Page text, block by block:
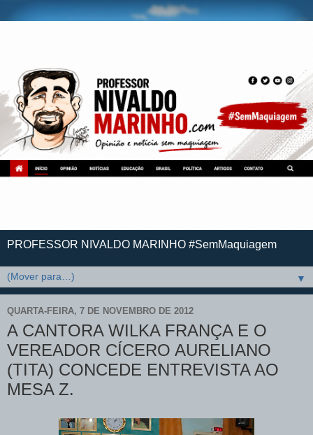
PROFESSOR NIVALDO MARINHO #SemMaquiagem
▼
QUARTA-FEIRA, 7 DE NOVEMBRO DE 2012
A CANTORA WILKA FRANÇA E O
VEREADOR CÍCERO AURELIANO
(TITA) CONCEDE ENTREVISTA AO
MESA Z.